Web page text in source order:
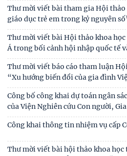
Bản tin Đài Truyền hình Hà Nội: Lễ
"Kết nối truyền thống - Vững bước
Người cao tuổi trong ba luận điểm
Thái độ của học sinh trung học
đề bắt nạt trực tuyến
Viện Hàn lâm Khoa học xã hội Việt
trị và Hành chính quốc gia Lào ký
Chủ tịch Viện Hàn lâm Khoa học
làm việc tại Viện Khoa học Kinh tế
Thông báo
Thư cảm ơn
Thư mời viết bài tham gia Hội thảo
giáo dục trẻ em trong kỷ nguyên
Thư mời viết bài Hội thảo khoa học
Thư mời viết báo cáo tham luận